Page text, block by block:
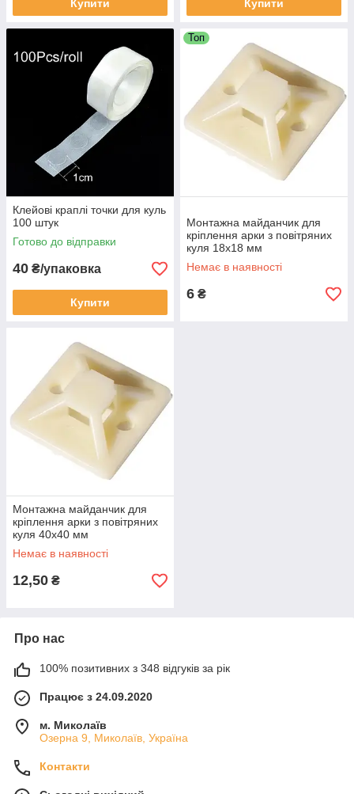
Купити Купити
Клейові краплі точки для куль
100 штук
Готово до відправки
40 ₴/упаковка
Купити
Топ
Монтажна майданчик для
кріплення арки з повітряних
куля 18х18 мм
Немає в наявності
6 ₴
Монтажна майданчик для
кріплення арки з повітряних
куля 40х40 мм
Немає в наявності
12,50 ₴
Про нас
100% позитивних з 348 відгуків за рік
Працює з 24.09.2020
м. Миколаїв
Озерна 9, Миколаїв, Україна
Контакти